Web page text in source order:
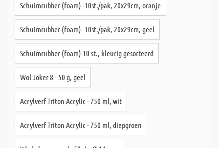
Schuimrubber (foam) -10st./pak, 20x29cm, oranje
Schuimrubber (foam) -10st./pak, 20x29cm, geel
Schuimrubber (foam) 10 st., kleurig gesorteerd
Wol Joker 8 - 50 g, geel
Acrylverf Triton Acrylic - 750 ml, wit
Acrylverf Triton Acrylic - 750 ml, diepgroen